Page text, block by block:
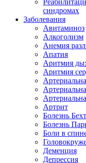
синдромах
Заболевания
Авитаминоз
Алкоголизм
Анемия
Апатия
Аритмия
Аритмия
Артрит
Болезнь
Болезнь
Боли в
Деменция
Депрессия